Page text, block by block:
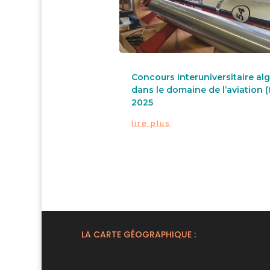
Concours interuniversitaire
dans le domaine de l’aviation
2025
lire plus
LA CARTE GÉOGRAPHIQUE :